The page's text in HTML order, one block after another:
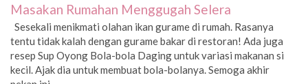
Masakan Rumahan Menggugah Selera
Sesekali menikmati olahan ikan gurame di rumah. Rasanya
tentu tidak kalah dengan gurame bakar di restoran! Ada juga
resep Sup Oyong Bola-bola Daging untuk variasi makanan si
kecil. Ajak dia untuk membuat bola-bolanya. Semoga akhir